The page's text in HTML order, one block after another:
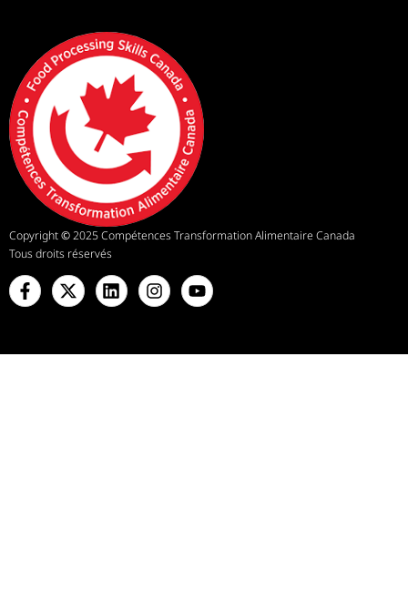
Copyright©2025 Compétences Transformation Alimentaire Canada
Tous droits réservés